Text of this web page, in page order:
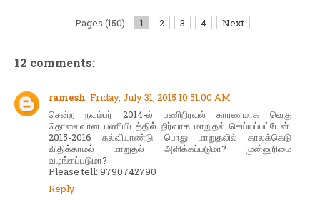
Pages (150) 1 2 3 4 Next
12 comments:
ramesh Friday, July 31, 2015 10:51:00 AM
சென்ற நவம்பர் 2014-ல் பணிநிரவல் காரணமாக வெகு
தொலைவான பணியிடத்தில் நிர்வாக மாறுதல் செய்யப்பட்டேன்.
2015-2016 கல்வியாண்டு பொது மாறுதலில் காலக்கெடு
விதிக்காமல் மாறுதல் அளிக்கப்படுமா? முன்னுரிமை
வழங்கப்படுமா?
Please tell: 9790742790
Reply